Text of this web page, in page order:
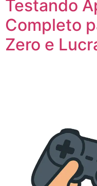
Testando
Completo
Zero e